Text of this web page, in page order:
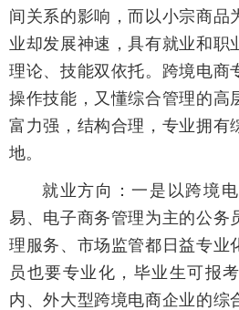
间关系的影响，而以小宗商品
业却发展神速，具有就业和职
理论、技能双依托。跨境电商
操作技能，又懂综合管理的高
富力强，结构合理，专业拥有
地。
就业方向：一是以跨境
易、电子商务管理为主的公务
理服务、市场监管都日益专业
员也要专业化，毕业生可报
内、外大型跨境电商企业的综